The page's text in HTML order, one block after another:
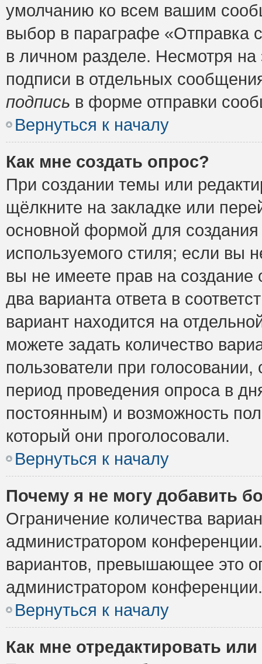
умолчанию ко всем вашим
выбор в параграфе «Отправка
в личном разделе. Несмотря
подписи в отдельных
подпись в форме отправки
Вернуться к началу
Как мне создать опрос?
При создании темы или
щёлкните на закладке или
основной формой для
используемого стиля; если вы
вы не имеете прав на
два варианта ответа в
вариант находится на
можете задать количество
пользователи при
период проведения опроса в
постоянным) и возможность
который они проголосовали.
Вернуться к началу
Почему я не могу добавить
Ограничение количества
администратором
вариантов, превышающее это
администратором конференции.
Вернуться к началу
Как мне отредактировать